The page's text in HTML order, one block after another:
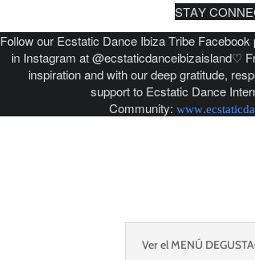
STAY
Follow our Ecstatic Dance Ibiza Tribe Facebook
in Instagram at @ecstaticdanceibizaisland♡
inspiration and with our deep gratitude,
support to Ecstatic Dance
Community:
Ver el MENÚ